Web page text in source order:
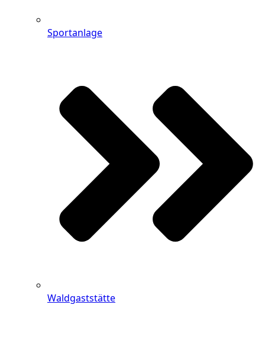
Sportanlage
Waldgaststätte